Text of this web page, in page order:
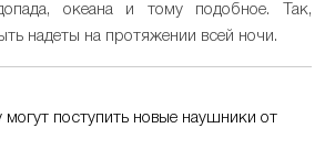
океана и тому подобное. Так,
надеты на протяжении всей ночи.
поступить новые наушники от